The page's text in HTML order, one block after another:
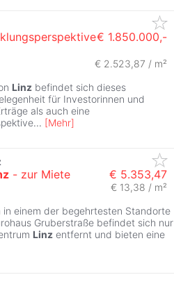
€ 1.850.000,-
€ 2.523,87 / m²
Linz befindet sich dieses
für Investorinnen und
als auch eine
... [Mehr]
- zur Miete € 5.353,47
€ 13,38 / m²
einem der begehrtesten Standorte
Gruberstraße befindet sich nur
Linz entfernt und bieten eine